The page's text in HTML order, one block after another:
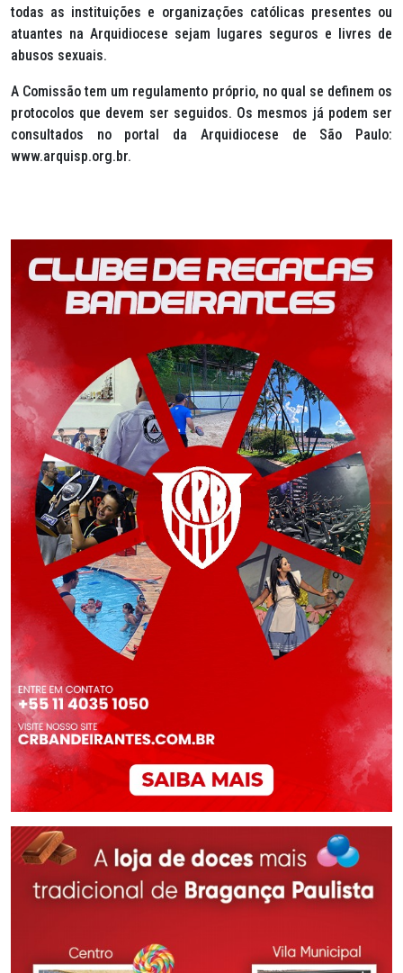
todas as instituições e organizações católicas presentes ou
atuantes na Arquidiocese sejam lugares seguros e livres de
abusos sexuais.
A Comissão tem um regulamento próprio, no qual se definem os
protocolos que devem ser seguidos. Os mesmos já podem ser
consultados no portal da Arquidiocese de São Paulo:
www.arquisp.org.br.